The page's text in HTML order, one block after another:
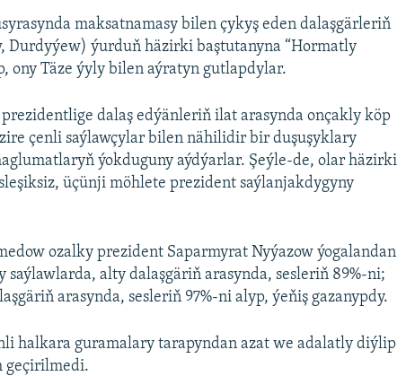
maksatnamasy bilen çykyş eden dalaşgärleriň
Durdyýew) ýurduň häzirki baştutanyna “Hormatly
ony Täze ýyly bilen aýratyn gutlapdylar.
dalaş edýänleriň ilat arasynda onçakly köp
çenli saýlawçylar bilen nähilidir bir duşuşyklary
ýokduguny aýdýarlar. Şeýle-de, olar häzirki
üçünji möhlete prezident saýlanjakdygyny
ozalky prezident Saparmyrat Nyýazow ýogalandan
alty dalaşgäriň arasynda, sesleriň 89%-ni;
arasynda, sesleriň 97%-ni alyp, ýeňiş gazanypdy.
halkara guramalary tarapyndan azat we adalatly diýlip
geçirilmedi.